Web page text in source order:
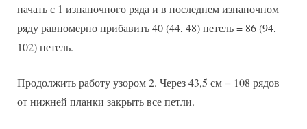
начать с 1 изнаночного ряда и в последнем изнаночном
ряду равномерно прибавить 40 (44, 48) петель = 86 (94,
102) петель.
Продолжить работу узором 2. Через 43,5 см = 108 рядов
от нижней планки закрыть все петли.